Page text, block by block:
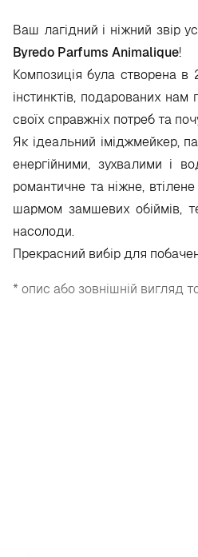
Ваш лагідний і ніжний звір
Byredo Parfums Animalique!
Композиція була створена
інстинктів, подарованих
своїх справжніх потреб та
Як ідеальний іміджмейкер,
енергійними, зухвалими і
романтичне та ніжне,
шармом замшевих обіймів,
насолоди.
Прекрасний вибір для
* опис або зовнішній вигляд